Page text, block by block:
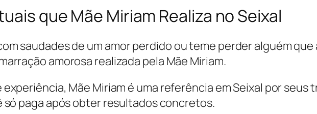
que Mãe Miriam Realiza no Seixal
saudades de um amor perdido ou teme perder alguém
amorosa realizada pela Mãe Miriam.
experiência, Mãe Miriam é uma referência em Seixal por
só paga após obter resultados concretos.